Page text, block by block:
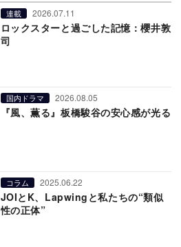
連載 2026.07.11
ロックスターと過ごした記憶：櫻井敦
司
国内ドラマ 2026.08.05
『風、薫る』板橋駿谷の安心感が光る
コラム 2025.06.22
JOIとK、Lapwingと私たちの“類似
性の正体”